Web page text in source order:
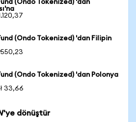
(Ondo Tokenized) 'dan
(Ondo Tokenized) 'dan Filipin
(Ondo Tokenized) 'dan Polonya
33,66
dönüştür